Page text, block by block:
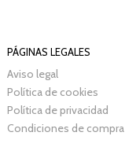
PÁGINAS LEGALES
Aviso legal
Política de cookies
Política de privacidad
Condiciones de compra